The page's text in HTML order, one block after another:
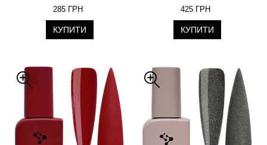
285 ГРН
КУПИТИ
425 ГРН
КУПИТИ